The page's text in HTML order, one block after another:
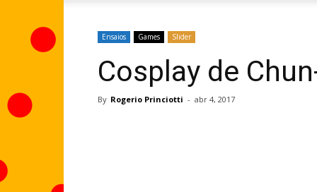
Ensaios Games Slider
Cosplay de
By Rogerio Princiotti - abr 4, 2017